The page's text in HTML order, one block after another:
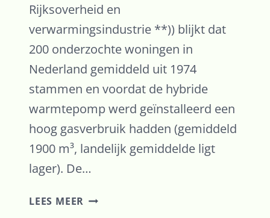
Rijksoverheid en
verwarmingsindustrie **)) blijkt dat
200 onderzochte woningen in
Nederland gemiddeld uit 1974
stammen en voordat de hybride
warmtepomp werd geïnstalleerd een
hoog gasverbruik hadden (gemiddeld
1900 m³, landelijk gemiddelde ligt
lager). De…
LEES MEER QUICK-